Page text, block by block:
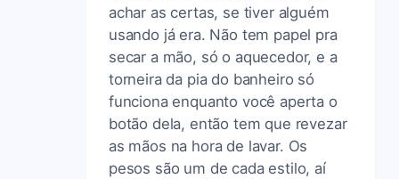
achar as certas, se tiver alguém
usando já era. Não tem papel pra
secar a mão, só o aquecedor, e a
torneira da pia do banheiro só
funciona enquanto você aperta o
botão dela, então tem que revezar
as mãos na hora de lavar. Os
pesos são um de cada estilo, aí